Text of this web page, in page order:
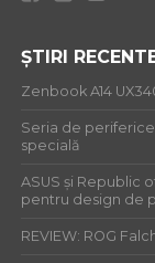
ȘTIRI
Zenbook A14
Seria de
specială
ASUS și Republic
pentru design de
REVIEW: ROG